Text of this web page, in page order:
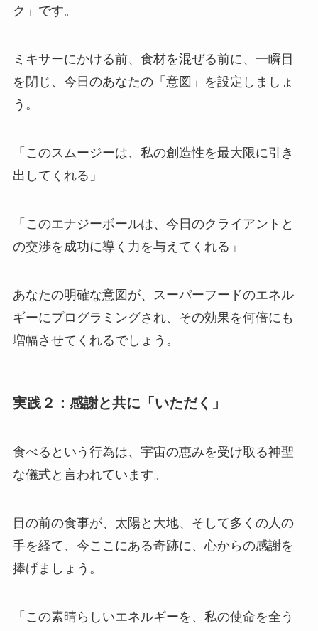
ク」です。
ミキサーにかける前、食材を混ぜる前に、一瞬目
を閉じ、今日のあなたの「意図」を設定しましょ
う。
「このスムージーは、私の創造性を最大限に引き
出してくれる」
「このエナジーボールは、今日のクライアントと
の交渉を成功に導く力を与えてくれる」
あなたの明確な意図が、スーパーフードのエネル
ギーにプログラミングされ、その効果を何倍にも
増幅させてくれるでしょう。
実践２：感謝と共に「いただく」
食べるという行為は、宇宙の恵みを受け取る神聖
な儀式と言われています。
目の前の食事が、太陽と大地、そして多くの人の
手を経て、今ここにある奇跡に、心からの感謝を
捧げましょう。
「この素晴らしいエネルギーを、私の使命を全う